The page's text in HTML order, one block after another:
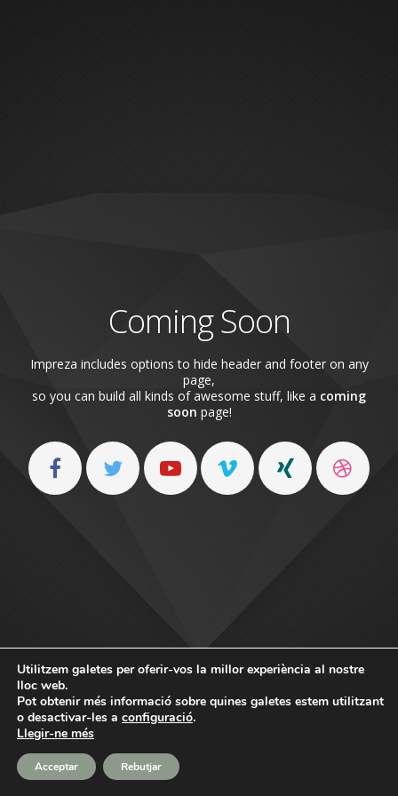
Coming Soon
Impreza includes options to hide header and footer on any
page,
so you can build all kinds of awesome stuff, like a coming
soon page!
Utilitzem galetes per oferir-vos la millor experiència al nostre
lloc web.
Pot obtenir més informació sobre quines galetes estem utilitzant
o desactivar-les a configuració.
Llegir-ne més
Acceptar Rebutjar